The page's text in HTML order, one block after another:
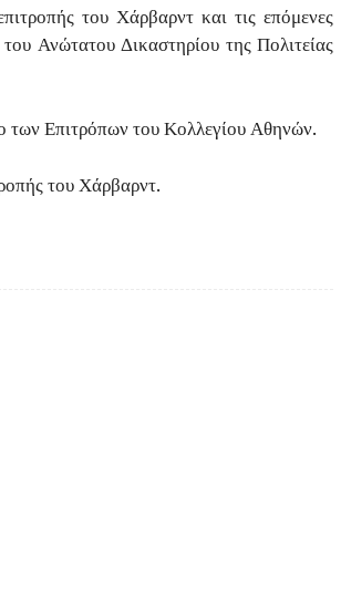
του Χάρβαρντ και τις επόμενες
Ανώτατου Δικαστηρίου της Πολιτείας
των Επιτρόπων του Κολλεγίου Αθηνών.
του Χάρβαρντ.